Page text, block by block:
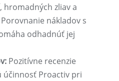
zliav a
nákladov s
odhadnúť jej
Pozitívne recenzie
účinnosť Proactiv pri